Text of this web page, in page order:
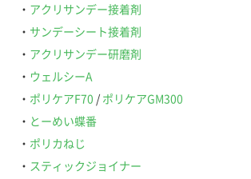
・ アクリサンデー接着剤
・ サンデーシート接着剤
・ アクリサンデー研磨剤
・ ウェルシーA
・ ポリケアF70 / ポリケアGM300
・ とーめい蝶番
・ ポリカねじ
・ スティックジョイナー